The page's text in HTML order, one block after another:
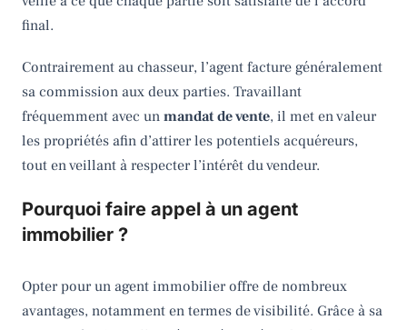
final.
Contrairement au chasseur, l’agent facture généralement
sa commission aux deux parties. Travaillant
fréquemment avec un mandat de vente, il met en valeur
les propriétés afin d’attirer les potentiels acquéreurs,
tout en veillant à respecter l’intérêt du vendeur.
Pourquoi faire appel à un agent
immobilier ?
Opter pour un agent immobilier offre de nombreux
avantages, notamment en termes de visibilité. Grâce à sa